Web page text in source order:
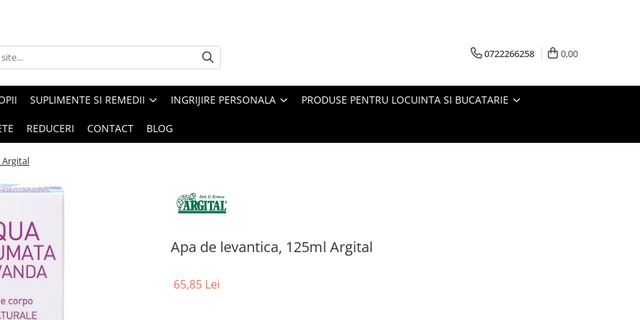
0722266258 0,00
SUPLIMENTE SI REMEDII INGRIJIRE PERSONALA PRODUSE PENTRU LOCUINTA SI BUCATARIE
REDUCERI CONTACT BLOG
Argital
Apa de levantica, 125ml Argital
65,85 Lei